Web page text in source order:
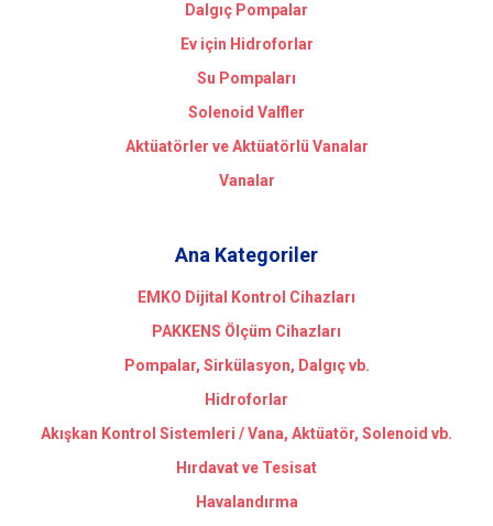
Dalgıç Pompalar
Ev için Hidroforlar
Su Pompaları
Solenoid Valfler
Aktüatörler ve Aktüatörlü Vanalar
Vanalar
Ana Kategoriler
EMKO Dijital Kontrol Cihazları
PAKKENS Ölçüm Cihazları
Pompalar, Sirkülasyon, Dalgıç vb.
Hidroforlar
Akışkan Kontrol Sistemleri / Vana, Aktüatör, Solenoid vb.
Hırdavat ve Tesisat
Havalandırma